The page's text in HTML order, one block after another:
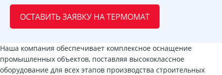
ОСТАВИТЬ ЗАЯВКУ НА ТЕРМОМАТ
Наша компания обеспечивает комплексное оснащение
промышленных объектов, поставляя высококлассное
оборудование для всех этапов производства строительных